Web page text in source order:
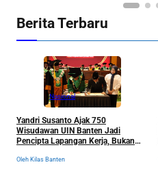
Berita Terbaru
Nasional
Yandri Susanto Ajak 750
Wisudawan UIN Banten Jadi
Pencipta Lapangan Kerja, Bukan
Oleh Kilas Banten